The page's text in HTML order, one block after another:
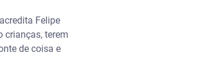
Felipe
crianças, terem
de coisa e